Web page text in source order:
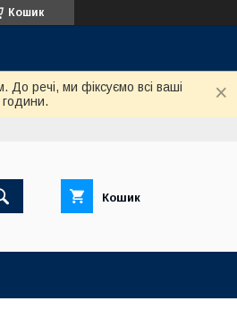
Кошик
речі, ми фіксуємо всі ваші
години.
Кошик